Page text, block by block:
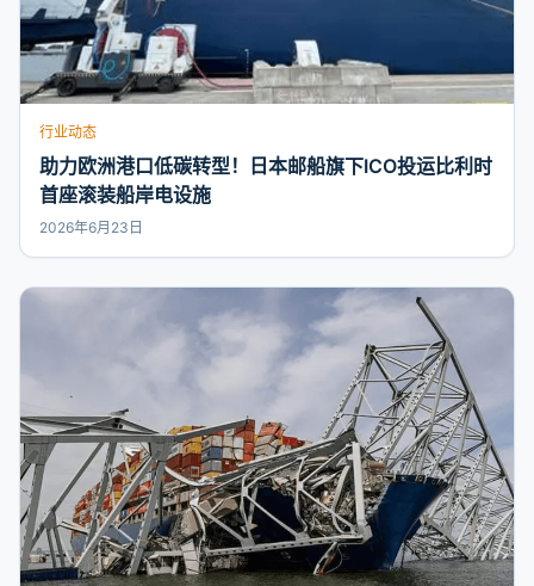
行业动态
助力欧洲港口低碳转型！日本邮船旗下ICO投运比利时
首座滚装船岸电设施
2026年6月23日